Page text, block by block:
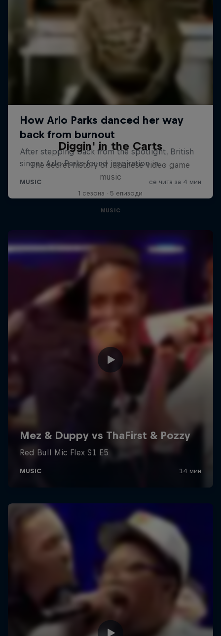
Diggin' in the Carts
The secret history of Japanese video game
music
1 сезона · 5 епизоди
MUSIC